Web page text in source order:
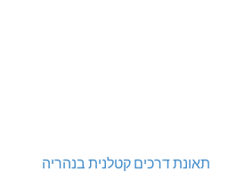
תאונת דרכים קטלנית בנהריה